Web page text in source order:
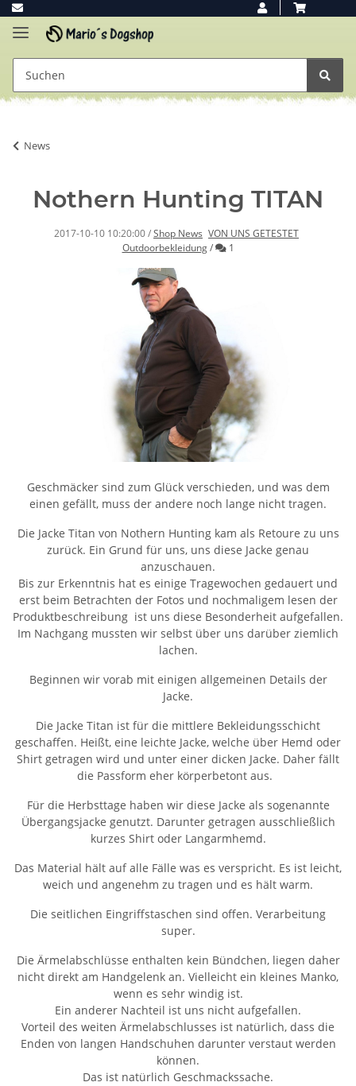
News
Nothern Hunting TITAN
2017-10-10 10:20:00/Shop News VON UNS GETESTET
Outdoorbekleidung / Kommentar
1
Geschmäcker sind zum Glück verschieden, und was dem
einen gefällt, muss der andere noch lange nicht tragen.
Die Jacke Titan von Nothern Hunting kam als Retoure zu uns
zurück. Ein Grund für uns, uns diese Jacke genau
anzuschauen.
Bis zur Erkenntnis hat es einige Tragewochen gedauert und
erst beim Betrachten der Fotos und nochmaligem lesen der
Produktbeschreibung ist uns diese Besonderheit aufgefallen.
Im Nachgang mussten wir selbst über uns darüber ziemlich
lachen.
Beginnen wir vorab mit einigen allgemeinen Details der
Jacke.
Die Jacke Titan ist für die mittlere Bekleidungsschicht
geschaffen. Heißt, eine leichte Jacke, welche über Hemd oder
Shirt getragen wird und unter einer dicken Jacke. Daher fällt
die Passform eher körperbetont aus.
Für die Herbsttage haben wir diese Jacke als sogenannte
Übergangsjacke genutzt. Darunter getragen ausschließlich
kurzes Shirt oder Langarmhemd.
Das Material hält auf alle Fälle was es verspricht. Es ist leicht,
weich und angenehm zu tragen und es hält warm.
Die seitlichen Eingriffstaschen sind offen. Verarbeitung
super.
Die Ärmelabschlüsse enthalten kein Bündchen, liegen daher
nicht direkt am Handgelenk an. Vielleicht ein kleines Manko,
wenn es sehr windig ist.
Ein anderer Nachteil ist uns nicht aufgefallen.
Vorteil des weiten Ärmelabschlusses ist natürlich, dass die
Enden von langen Handschuhen darunter verstaut werden
können.
Das ist natürlich Geschmackssache.